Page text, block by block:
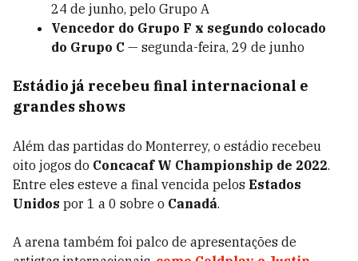
24 de junho, pelo Grupo A
Vencedor do Grupo F x segundo colocado
do Grupo C — segunda-feira, 29 de junho
Estádio já recebeu final internacional e
grandes shows
Além das partidas do Monterrey, o estádio recebeu
oito jogos do Concacaf W Championship de 2022.
Entre eles esteve a final vencida pelos Estados
Unidos por 1 a 0 sobre o Canadá.
A arena também foi palco de apresentações de